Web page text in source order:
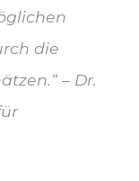
die
– Dr.